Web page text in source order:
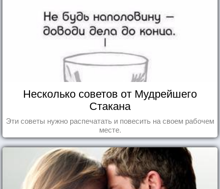
Несколько советов от Мудрейшего
Стакана
Эти советы нужно распечатать и повесить на своем рабочем
месте.